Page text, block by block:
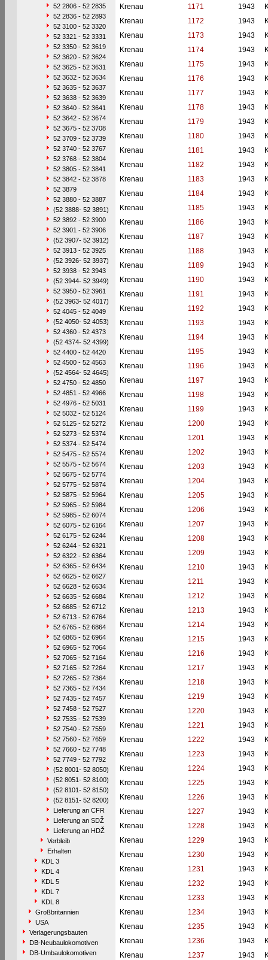
52 2806 - 52 2835
52 2836 - 52 2893
52 3100 - 52 3320
52 3321 - 52 3331
52 3350 - 52 3619
52 3620 - 52 3624
52 3625 - 52 3631
52 3632 - 52 3634
52 3635 - 52 3637
52 3638 - 52 3639
52 3640 - 52 3641
52 3642 - 52 3674
52 3675 - 52 3708
52 3709 - 52 3739
52 3740 - 52 3767
52 3768 - 52 3804
52 3805 - 52 3841
52 3842 - 52 3878
52 3879
52 3880 - 52 3887
(52 3888- 52 3891)
52 3892 - 52 3900
52 3901 - 52 3906
(52 3907- 52 3912)
52 3913 - 52 3925
(52 3926- 52 3937)
52 3938 - 52 3943
(52 3944- 52 3949)
52 3950 - 52 3961
(52 3963- 52 4017)
52 4045 - 52 4049
(52 4050- 52 4053)
52 4360 - 52 4373
(52 4374- 52 4399)
52 4400 - 52 4420
52 4500 - 52 4563
(52 4564- 52 4645)
52 4750 - 52 4850
52 4851 - 52 4966
52 4976 - 52 5031
52 5032 - 52 5124
52 5125 - 52 5272
52 5273 - 52 5374
52 5374 - 52 5474
52 5475 - 52 5574
52 5575 - 52 5674
52 5675 - 52 5774
52 5775 - 52 5874
52 5875 - 52 5964
52 5965 - 52 5984
52 5985 - 52 6074
52 6075 - 52 6164
52 6175 - 52 6244
52 6244 - 52 6321
52 6322 - 52 6364
52 6365 - 52 6434
52 6625 - 52 6627
52 6628 - 52 6634
52 6635 - 52 6684
52 6685 - 52 6712
52 6713 - 52 6764
52 6765 - 52 6864
52 6865 - 52 6964
52 6965 - 52 7064
52 7065 - 52 7164
52 7165 - 52 7264
52 7265 - 52 7364
52 7365 - 52 7434
52 7435 - 52 7457
52 7458 - 52 7527
52 7535 - 52 7539
52 7540 - 52 7559
52 7560 - 52 7659
52 7660 - 52 7748
52 7749 - 52 7792
(52 8001- 52 8050)
(52 8051- 52 8100)
(52 8101- 52 8150)
(52 8151- 52 8200)
Lieferung an CFR
Lieferung an SDŽ
Lieferung an HDŽ
Verbleib
Erhalten
KDL 3
KDL 4
KDL 5
KDL 7
KDL 8
Großbritannien
USA
Verlagerungsbauten
DB-Neubaulokomotiven
DB-Umbaulokomotiven
Krenau
1171 1943
Krenau
1172 1943
Krenau
1173 1943
Krenau
1174 1943
Krenau
1175 1943
Krenau
1176 1943
Krenau
1177 1943
Krenau
1178 1943
Krenau
1179 1943
Krenau
1180 1943
Krenau
1181 1943
Krenau
1182 1943
Krenau
1183 1943
Krenau
1184 1943
Krenau
1185 1943
Krenau
1186 1943
Krenau
1187 1943
Krenau
1188 1943
Krenau
1189 1943
Krenau
1190 1943
Krenau
1191 1943
Krenau
1192 1943
Krenau
1193 1943
Krenau
1194 1943
Krenau
1195 1943
Krenau
1196 1943
Krenau
1197 1943
Krenau
1198 1943
Krenau
1199 1943
Krenau
1200 1943
Krenau
1201 1943
Krenau
1202 1943
Krenau
1203 1943
Krenau
1204 1943
Krenau
1205 1943
Krenau
1206 1943
Krenau
1207 1943
Krenau
1208 1943
Krenau
1209 1943
Krenau
1210 1943
Krenau
1211 1943
Krenau
1212 1943
Krenau
1213 1943
Krenau
1214 1943
Krenau
1215 1943
Krenau
1216 1943
Krenau
1217 1943
Krenau
1218 1943
Krenau
1219 1943
Krenau
1220 1943
Krenau
1221 1943
Krenau
1222 1943
Krenau
1223 1943
Krenau
1224 1943
Krenau
1225 1943
Krenau
1226 1943
Krenau
1227 1943
Krenau
1228 1943
Krenau
1229 1943
Krenau
1230 1943
Krenau
1231 1943
Krenau
1232 1943
Krenau
1233 1943
Krenau
1234 1943
Krenau
1235 1943
Krenau
1236 1943
Krenau
1237 1943